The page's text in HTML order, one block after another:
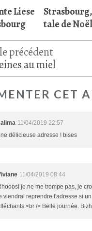
Liese
tale de
au miel
CET
11/04/2019 22:57
délicieuse adresse ! bises
11/04/2019 08:44
je ne me trompe pas, je
viendrai reprendre l'adresse si
/> Belle journée. Bizh